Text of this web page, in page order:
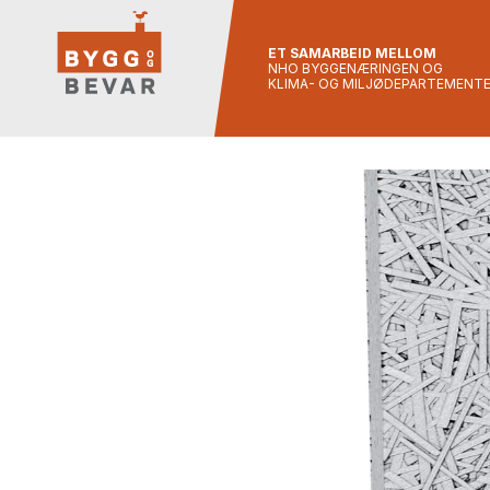
ET SAMARBEID MELLOM
NHO BYGGENÆRINGEN OG
KLIMA- OG